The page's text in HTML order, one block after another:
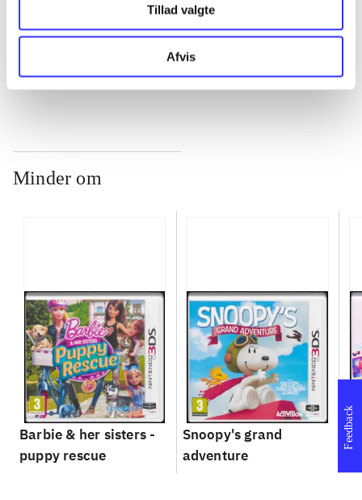
Tillad valgte
Afvis
Minder om
Barbie & her sisters -
puppy rescue
Snoopy's grand
adventure
Feedback